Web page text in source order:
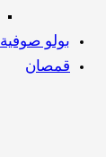
بولو صوفية
قمصان